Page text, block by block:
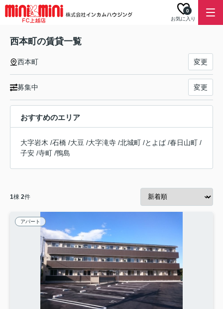
お気に入り
0
西本町の賃貸一覧
西本町 変更
募集中 変更
おすすめのエリア
大字岩木 /石橋 /大豆 /大字滝寺 /北城町 /とよば /春日山町 /
子安 /寺町 /鴨島
1棟 2件
アパート